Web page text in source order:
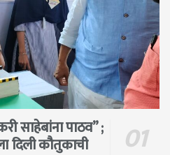
साहेबांना पाठव” ;
दिली कौतुकाची